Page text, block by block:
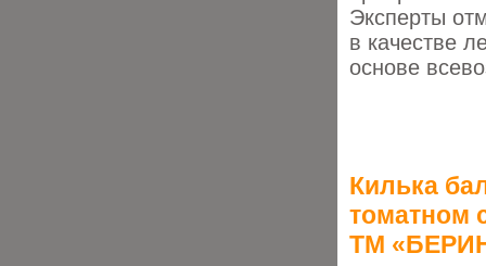
Эксперты
в качестве
основе
Килька
томатном
ТМ